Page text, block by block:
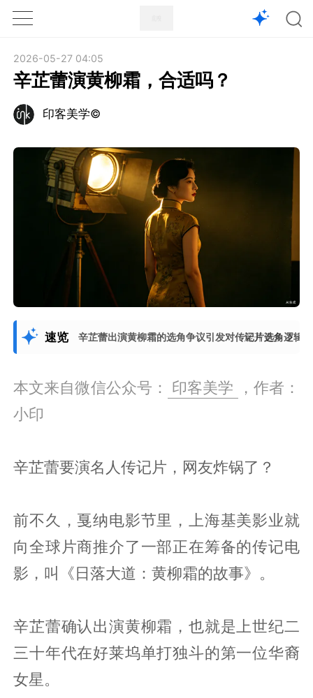
1X
2026-05-27 04:05
辛芷蕾演黄柳霜，合适吗？
印客美学©
速览 辛芷蕾出演黄柳霜的选角争议引发对传记片选角逻辑
展开更多
本文来自微信公众号： 印客美学
，作者：
小印
辛芷蕾要演名人传记片，网友炸锅了？
前不久，戛纳电影节里，上海基美影业就
向全球片商推介了一部正在筹备的传记电
影，叫《日落大道：黄柳霜的故事》。
辛芷蕾确认出演黄柳霜，也就是上世纪二
三十年代在好莱坞单打独斗的第一位华裔
女星。